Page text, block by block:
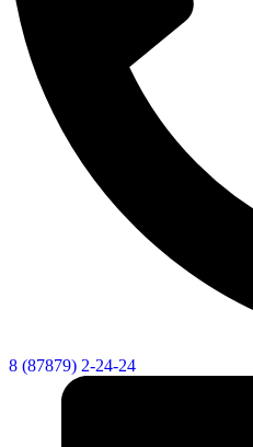
8 (87879) 2-24-24